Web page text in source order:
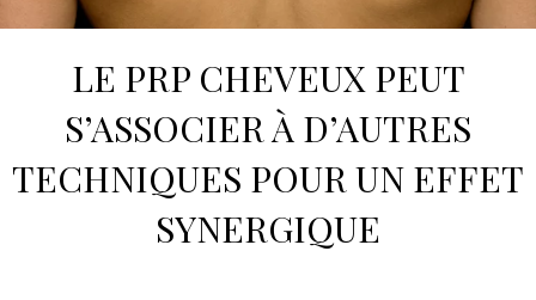
LE PRP CHEVEUX PEUT
S’ASSOCIER À D’AUTRES
TECHNIQUES POUR UN EFFET
SYNERGIQUE